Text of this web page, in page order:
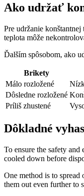
Ako udržať
Pre udržanie‌
teplota môže
Ďalším ⁣spôsobom,⁢ ako
Brikety
Málo rozložené
Dôsledne ​rozložené
Príliš zhustené
Dôkladné
To ensure the ⁢safety
cooled down before
One method ​is‌ to
them out even further to